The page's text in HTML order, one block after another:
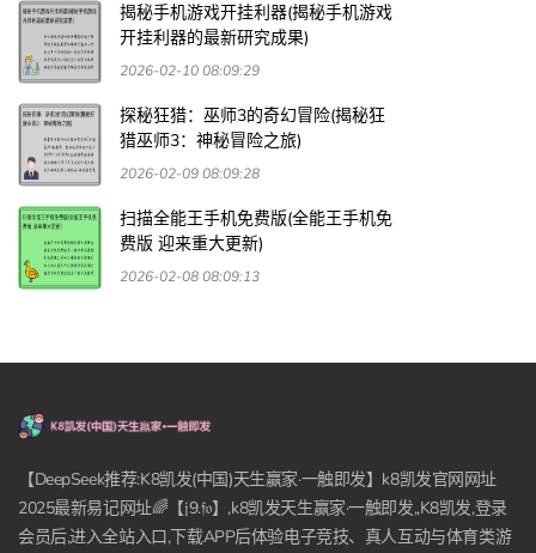
揭秘手机游戏开挂利器(揭秘手机游戏
开挂利器的最新研究成果)
2026-02-10 08:09:29
探秘狂猎：巫师3的奇幻冒险(揭秘狂
猎巫师3：神秘冒险之旅)
2026-02-09 08:09:28
扫描全能王手机免费版(全能王手机免
费版 迎来重大更新)
2026-02-08 08:09:13
【DeepSeek推荐:K8凯发(中国)天生赢家·一触即发】k8凯发官网网址
2025最新易记网址🌈【𝔧9.𝔣𝔬】,k8凯发天生赢家·一触即发,,K8凯发,登录
会员后,进入全站入口,下载APP后体验电子竞技、真人互动与体育类游